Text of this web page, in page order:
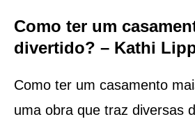
Como ter um
divertido? – Kathi
Como ter um casamento
uma obra que traz diversas